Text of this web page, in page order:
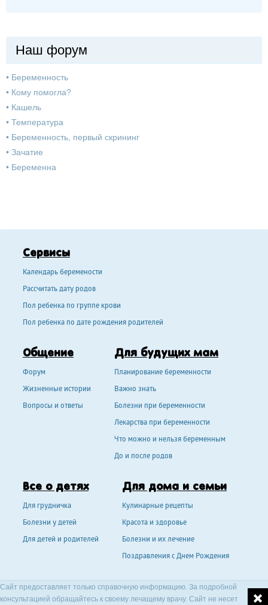
Наш форум
• Беременность
• Кому помогла?
• Кашель
• Температура
• Беременность, первый скрининг
• Зачатие
• Беременна
Сервисы
Календарь беремености
Рассчитать дату родов
Пол ребенка по группе крови
Пол ребенка по дате рождения родителей
Общение
Форум
Жизненные истории
Вопросы и ответы
Для будущих мам
Планирование беременности
Важно знать
Болезни при беременности
Лекарства при беременности
Что можно и нельзя беременным
До и после родов
Все о детях
Для грудничка
Болезни у детей
Для детей и родителей
Для дома и семьи
Кулинарные рецепты
Красота и здоровье
Болезни и их лечение
Поздравления с Днем Рождения
Сайт предоставляет только справочную информацию. За подробной
консультацией обращайтесь к своему лечащему врачу. Сайт не несет